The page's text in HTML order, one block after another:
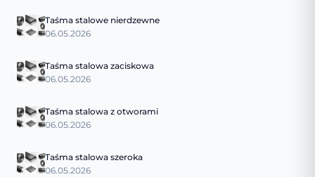
Taśma stalowe nierdzewne
06.05.2026
Taśma stalowa zaciskowa
06.05.2026
Taśma stalowa z otworami
06.05.2026
Taśma stalowa szeroka
06.05.2026